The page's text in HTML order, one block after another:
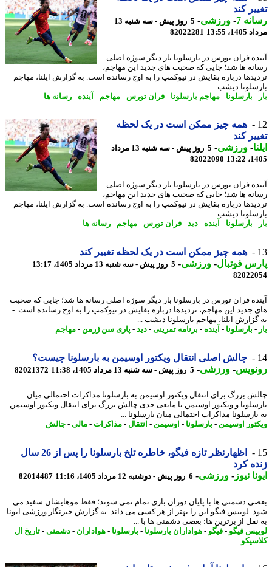
کند
7
-ورزشی-
5 روز پیش - سه شنبه 13
13:55
82022281
فران تورس در بارسلونا بار دیگر سوژه اصلی
ها شد؛ جایی که صحبت های جدید این مهاجم،
درباره بقایش در نیوکمپ را به اوج رسانده است. به گزارش ایلنا، مهاجم
دیشب ...
بارسلونا-مهاجم بارسلونا-فران تورس-مهاجم-آینده -رسانه ها
همه چیز ممکن است در یک لحظه
کند
-ورزشی-
5 روز پیش - سه شنبه 13 مرداد
82022090
فران تورس در بارسلونا بار دیگر سوژه اصلی
ها شد؛ جایی که صحبت های جدید این مهاجم،
درباره بقایش در نیوکمپ را به اوج رسانده است. به گزارش ایلنا، مهاجم
دیشب ...
بارسلونا-آینده -دید -فران تورس-مهاجم-رسانه ها
همه چیز ممکن است در یک لحظه تغییر کند
فوتبال-ورزشی-5 روز پیش - سه شنبه 13 مرداد 1405، 13:17
فران تورس در بارسلونا بار دیگر سوژه اصلی رسانه ها شد؛ جایی که صحبت
جدید این مهاجم، تردیدها درباره بقایش در نیوکمپ را به اوج رسانده است. -
ایلنا، مهاجم بارسلونا دیشب ...
بارسلونا-آینده -برنامه تمرینی-دید -پاری سن ژرمن -مهاجم
چالش اصلی انتقال ویکتور اوسیمن به بارسلونا چیست؟
-ورزشی-5 روز پیش - سه شنبه 13 مرداد 1405، 11:38 82021372
بزرگ برای انتقال ویکتور اوسیمن به بارسلونا مذاکرات احتمالی میان
و ویکتور اوسیمن با مانعی جدی چالش بزرگ برای انتقال ویکتور اوسیمن
مذاکرات احتمالی میان بارسلونا ...
اوسیمن-بارسلونا-اوسیمن-انتقال-مذاکرات- مالی-چالش
اظهارنظر تازه فیگو، خاطره تلخ بارسلونا را پس از 26 سال
کرد
نیوز-ورزشی-6 روز پیش - دوشنبه 12 مرداد 1405، 11:16 82014487
دشمنی ها با پایان دوران بازی تمام نمی شوند؛ فقط موهایشان سفید می
لوییس فیگو این را بهتر از هر کسی می داند. به گزارش خبرنگار ورزشی ایونا
از برترین ها: بعضی دشمنی ها با ...
فیگو -فیگو -هواداران بارسلونا-بارسلونا-هواداران - دشمنی-تاریخ ال